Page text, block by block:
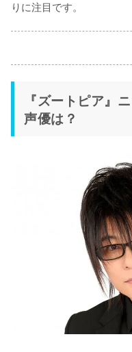
りに注目です。
『ズートピア』
声優は？